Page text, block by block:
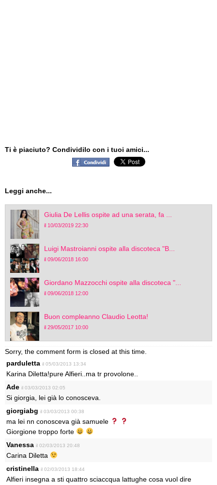
Ti è piaciuto? Condividilo con i tuoi amici...
Leggi anche...
Giulia De Lellis ospite ad una serata, fa ...
il 10/03/2019 22:30
Luigi Mastroianni ospite alla discoteca "B...
il 09/06/2018 16:00
Giordano Mazzocchi ospite alla discoteca "...
il 09/06/2018 12:00
Buon compleanno Claudio Leotta!
il 29/05/2017 10:00
Sorry, the comment form is closed at this time.
parduletta il 05/03/2013 13:34
Karina Diletta!pure Alfieri..ma tr provolone..
Ade il 03/03/2013 02:05
Si giorgia, lei già lo conosceva.
giorgiabg il 03/03/2013 00:38
ma lei nn conosceva già samuele
Giorgione troppo forte
Vanessa il 02/03/2013 20:48
Carina Diletta
cristinella il 02/03/2013 18:44
Alfieri insegna a sti quattro sciaccqua lattughe cosa vuol dire